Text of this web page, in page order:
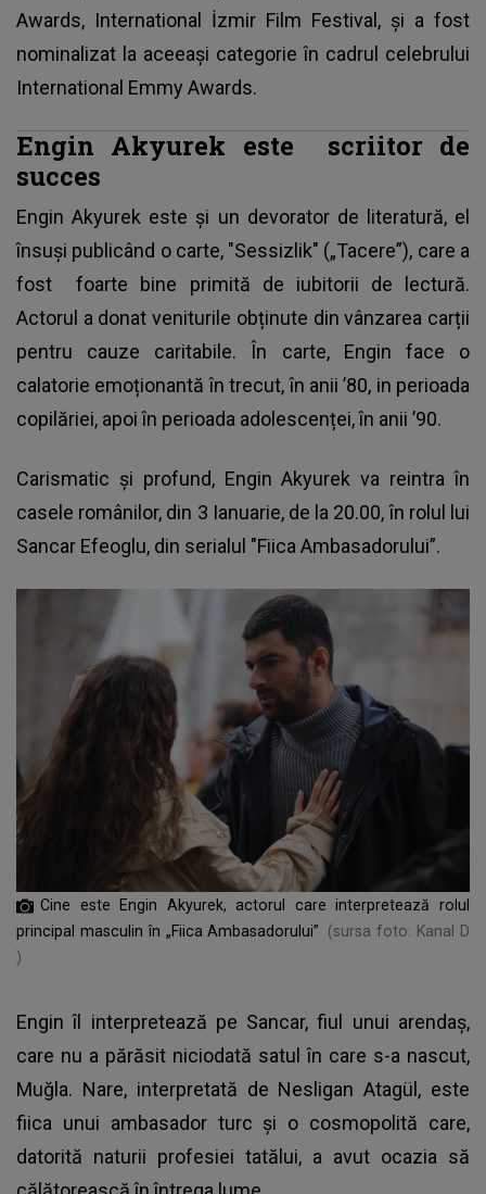
Awards, International İzmir Film Festival, și a fost
nominalizat la aceeași categorie în cadrul celebrului
International Emmy Awards.
Engin Akyurek este scriitor de
succes
Engin Akyurek este și un devorator de literatură, el
însuși publicând o carte, "Sessizlik" („Tacere”), care a
fost foarte bine primită de iubitorii de lectură.
Actorul a donat veniturile obținute din vânzarea carții
pentru cauze caritabile. În carte, Engin face o
calatorie emoționantă în trecut, în anii ’80, in perioada
copilăriei, apoi în perioada adolescenței, în anii ’90.
Carismatic și profund, Engin Akyurek va reintra în
casele românilor, din 3 Ianuarie, de la 20.00, în rolul lui
Sancar Efeoglu, din serialul "Fiica Ambasadorului”.
Cine este Engin Akyurek, actorul care interpretează rolul
principal masculin în „Fiica Ambasadorului”
(sursa foto: Kanal D
)
Engin îl interpretează pe Sancar, fiul unui arendaș,
care nu a părăsit niciodată satul în care s-a nascut,
Muğla. Nare, interpretată de Nesligan Atagül, este
fiica unui ambasador turc și o cosmopolită care,
datorită naturii profesiei tatălui, a avut ocazia să